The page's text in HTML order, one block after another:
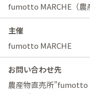
fumotto MARCHE（農
主催
fumotto MARCHE
お問い合わせ先
農産物直売所”fumotto